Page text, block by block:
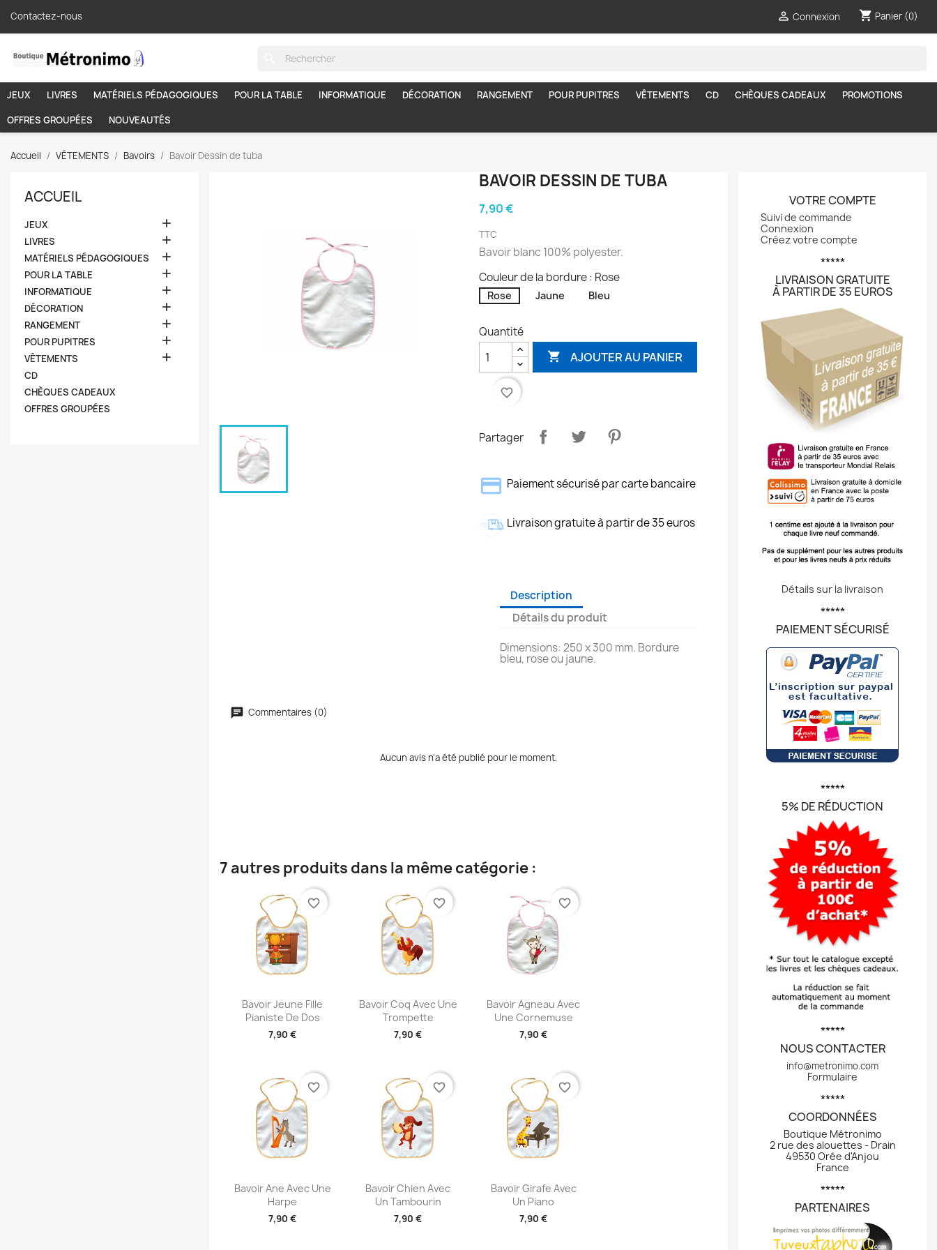
Contactez-nous  Connexion shopping_cart Panier (0)
JEUX LIVRES MATÉRIELS PÉDAGOGIQUES POUR LA TABLE INFORMATIQUE DÉCORATION RANGEMENT POUR PUPITRES VÊTEMENTS CD CHÈQUES CADEAUX
PROMOTIONS
OFFRES GROUPÉES
NOUVEAUTÉS
Accueil VÊTEMENTS Bavoirs Bavoir Dessin de tuba
ACCUEIL
JEUX 
LIVRES 
MATÉRIELS PÉDAGOGIQUES 
POUR LA TABLE 
INFORMATIQUE 
DÉCORATION 
RANGEMENT 
POUR PUPITRES 
VÊTEMENTS 
CD
CHÈQUES CADEAUX
OFFRES GROUPÉES
BAVOIR DESSIN DE TUBA
7,90 €
TTC
Bavoir blanc 100% polyester.
Couleur de la bordure : Rose
Rose Jaune Bleu
Quantité
 AJOUTER AU PANIER
favorite_border
Partager
Paiement sécurisé par carte bancaire
Livraison gratuite à partir de 35 euros
Description
Détails du produit
Dimensions: 250 x 300 mm. Bordure
bleu, rose ou jaune.
Commentaires (0)
Aucun avis n'a été publié pour le moment.
7 autres produits dans la même catégorie :
Aperçu rapide
Bavoir Jeune Fille
Pianiste De Dos
7,90 €
favorite_border
Aperçu rapide
Bavoir Coq Avec Une
Trompette
7,90 €
favorite_border
Aperçu rapide
Bavoir Agneau Avec
Une Cornemuse
7,90 €
favorite_border
Aperçu rapide
Bavoir Ane Avec Une
Harpe
7,90 €
favorite_border
Aperçu rapide
Bavoir Chien Avec
Un Tambourin
7,90 €
favorite_border
Aperçu rapide
Bavoir Girafe Avec
Un Piano
7,90 €
favorite_border
VOTRE COMPTE
Suivi de commande
Connexion
Créez votre compte
*****
LIVRAISON GRATUITE
À PARTIR DE 35 EUROS
Détails sur la livraison
*****
PAIEMENT SÉCURISÉ
*****
5% DE RÉDUCTION
*****
NOUS CONTACTER
info@metronimo.com
Formulaire
*****
COORDONNÉES
Boutique Métronimo
2 rue des alouettes - Drain
49530 Orée d'Anjou
France
*****
PARTENAIRES